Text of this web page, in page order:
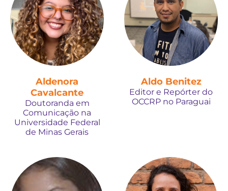
Aldenora
Cavalcante
Doutoranda em
Comunicação na
Universidade Federal
de Minas Gerais
Aldo Benitez
Editor e Repórter do
OCCRP no Paraguai